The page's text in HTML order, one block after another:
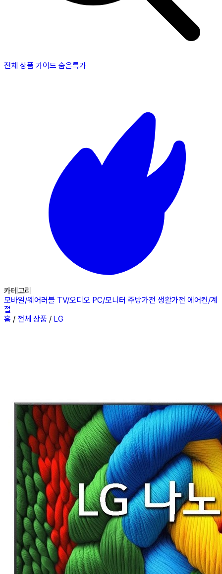
전체 상품 가이드 숨은특가
카테고리
모바일/웨어러블 TV/오디오 PC/모니터 주방가전 생활가전 에어컨/계
절
홈 / 전체 상품 / LG